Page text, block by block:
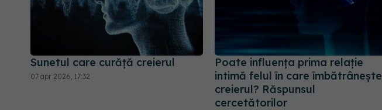
Sunetul care curăță creierul
07 apr 2026, 17:32
Poate influența prima relație
intimă felul în care îmbătrânește
creierul? Răspunsul
cercetătorilor